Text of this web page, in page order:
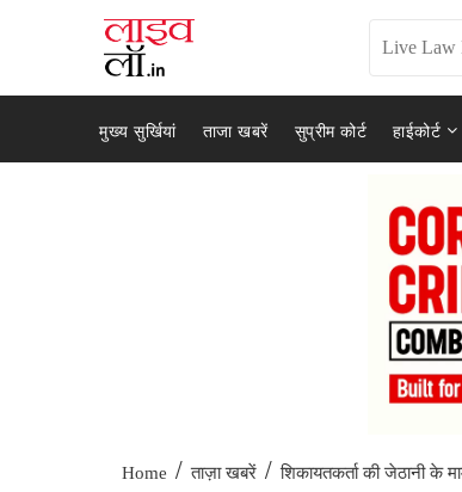
मुख्य सुर्खियां ताजा खबरें सुप्रीम कोर्ट हाईकोर्ट
Home / ताज़ा खबरें / शिकायतकर्ता की जेठानी के